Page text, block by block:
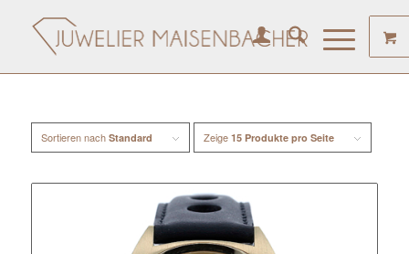
Sortieren nach Standard Zeige 15 Produkte pro Seite